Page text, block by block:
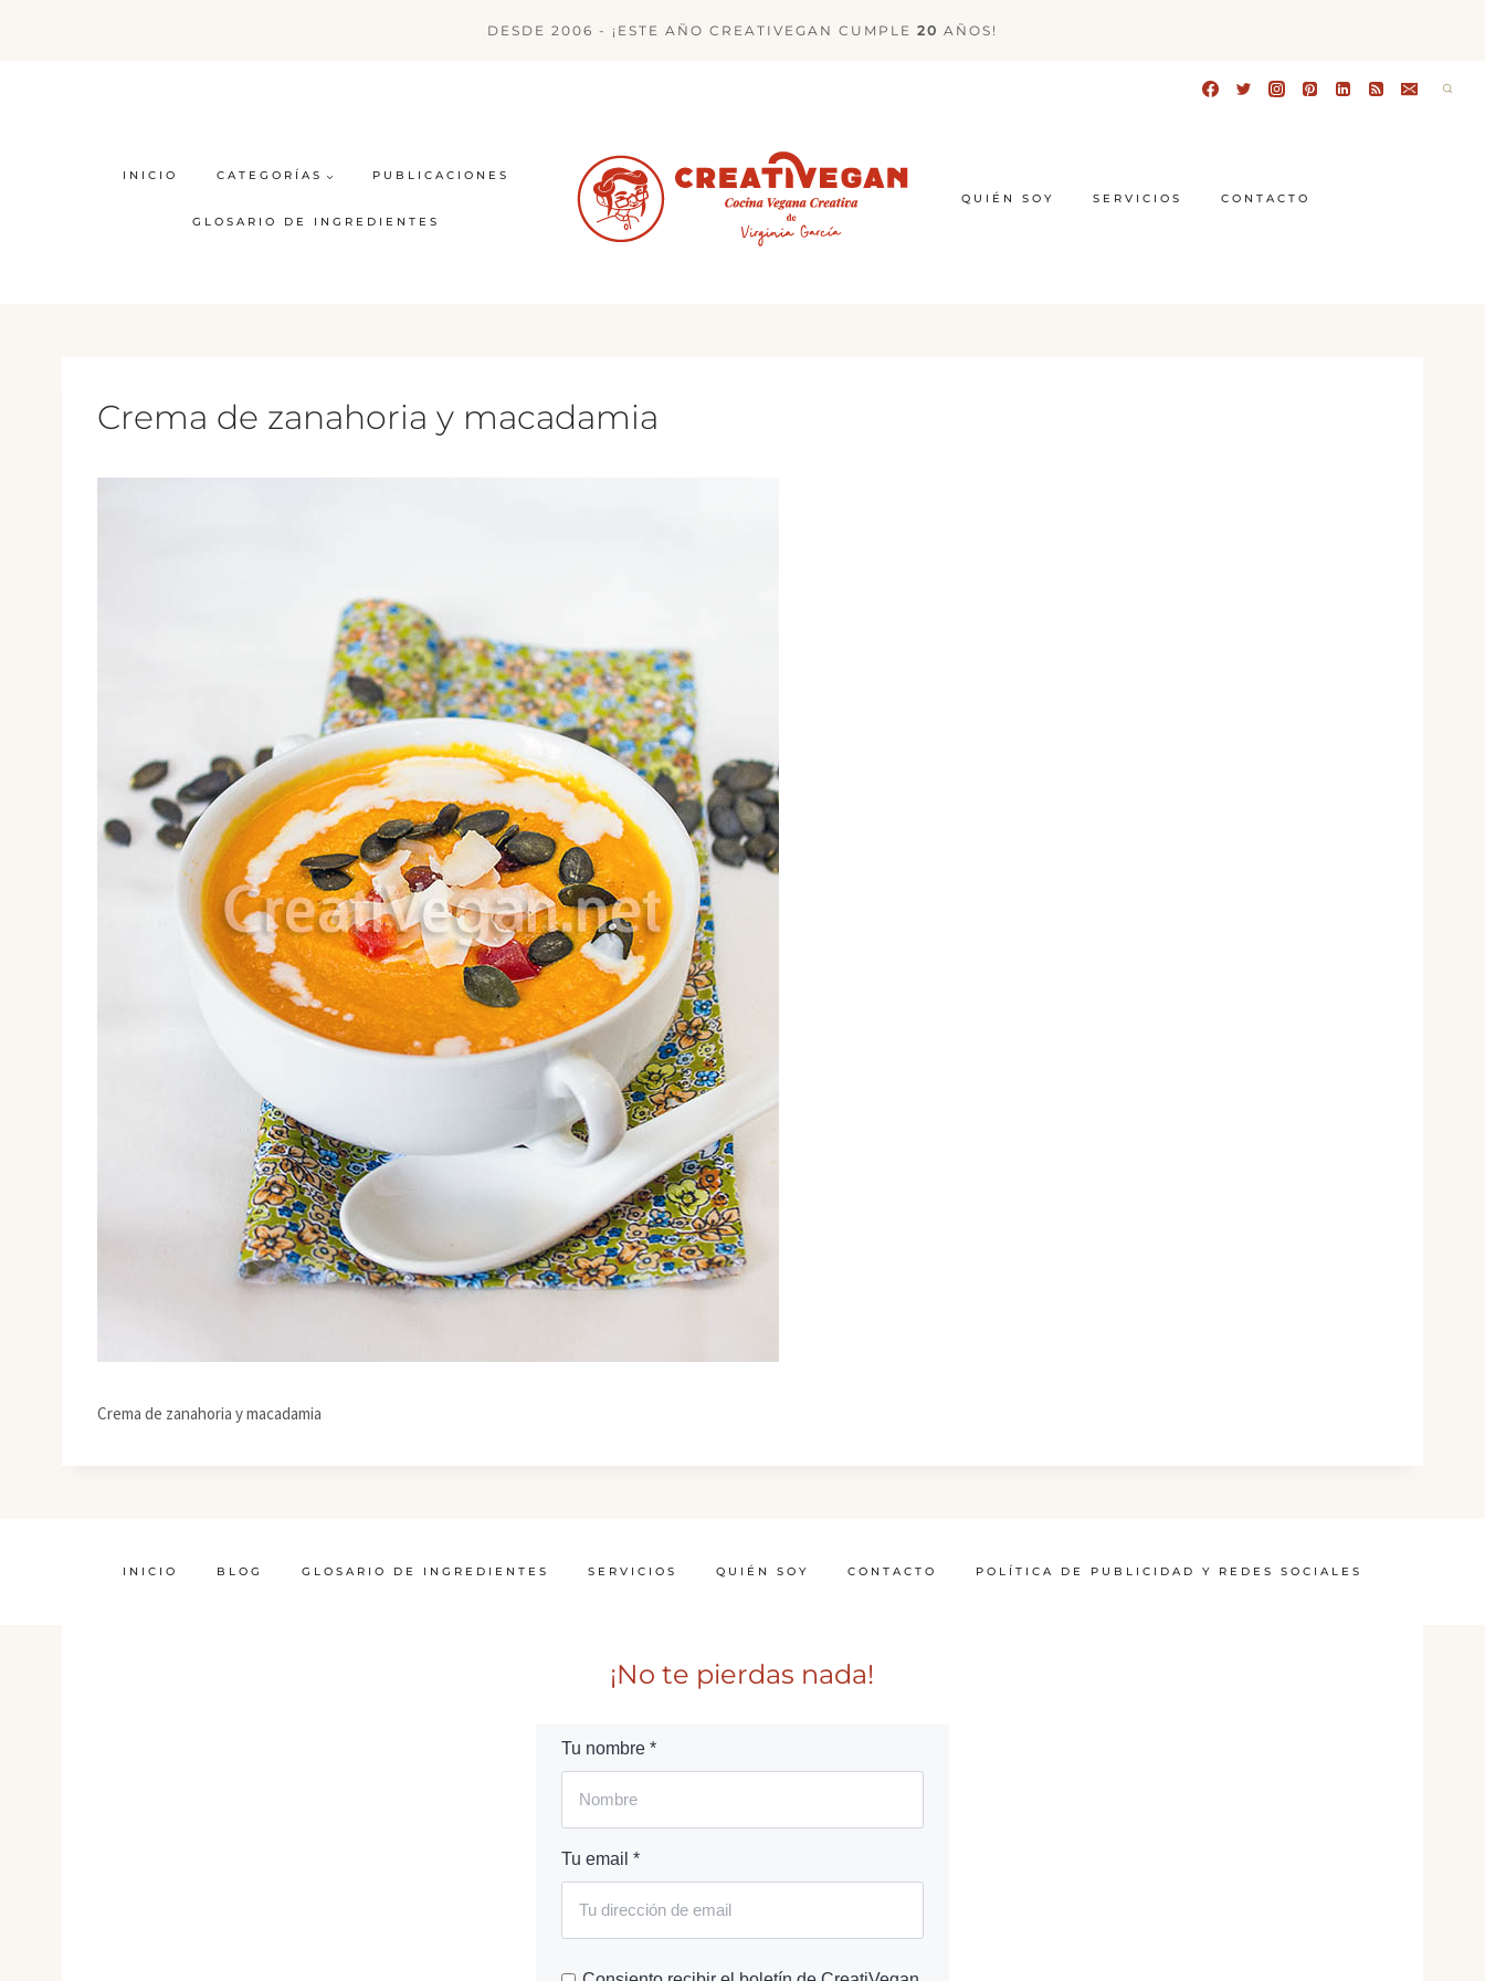
DESDE 2006 - ¡ESTE AÑO CREATIVEGAN CUMPLE 20 AÑOS!
INICIO CATEGORÍAS PUBLICACIONES
GLOSARIO DE INGREDIENTES
QUIÉN SOY SERVICIOS CONTACTO
Crema de zanahoria y macadamia
Crema de zanahoria y macadamia
INICIO BLOG GLOSARIO DE INGREDIENTES SERVICIOS QUIÉN SOY CONTACTO POLÍTICA DE PUBLICIDAD Y REDES SOCIALES
¡No te pierdas nada!
Tu nombre *
Tu email *